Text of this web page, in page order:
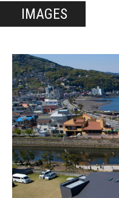
IMAGES